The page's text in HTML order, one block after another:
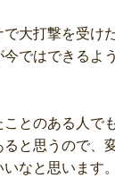
大打撃を受け
今ではできるよ
とのある人で
と思うので、
なと思います。